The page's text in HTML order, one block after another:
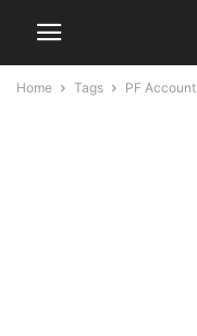
Home Tags PF Account